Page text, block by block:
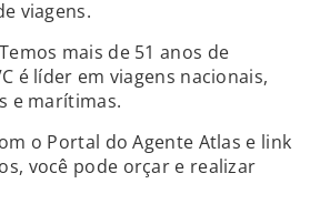
viagens.
mais de 51 anos de
é líder em viagens nacionais,
e marítimas.
o Portal do Agente Atlas e link
você pode orçar e realizar